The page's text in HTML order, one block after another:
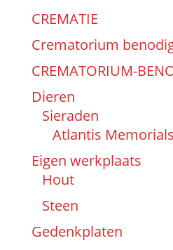
CREMATIE
Crematorium
CREMATORIUM-
Dieren
Sieraden
Atlantis Memorials
Eigen werkplaats
Hout
Steen
Gedenkplaten